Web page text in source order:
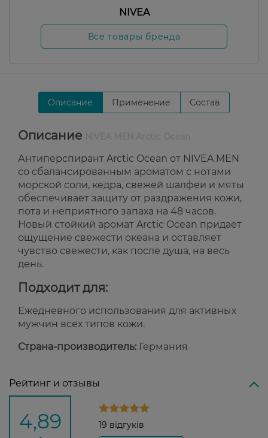
NIVEA
Все товары бренда
Описание Применение Состав
Описание
Антиперспирант Arctic Ocean от NIVEA MEN
со сбалансированным ароматом с нотами
морской соли, кедра, свежей шалфеи и мяты
обеспечивает защиту от раздражения кожи,
пота и неприятного запаха на 48 часов.
Новый стойкий аромат Arctic Ocean придает
ощущение свежести океана и оставляет
чувство свежести, как после душа, на весь
день.
Подходит для:
Ежедневного использования для активных
мужчин всех типов кожи.
Страна-производитель: Германия
Рейтинг и отзывы
4,89 19 відгуків